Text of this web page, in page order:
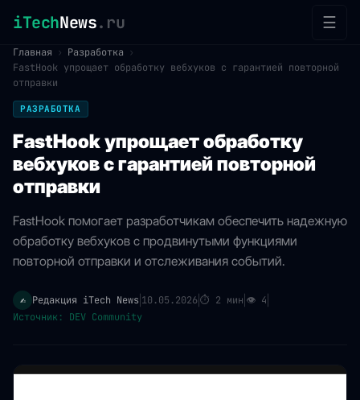
iTechNews.ru ☰
Главная › Разработка
›
FastHook упрощает обработку вебхуков с гарантией повторной
отправки
РАЗРАБОТКА
FastHook упрощает обработку
вебхуков с гарантией повторной
отправки
FastHook помогает разработчикам обеспечить надежную
обработку вебхуков с продвинутыми функциями
повторной отправки и отслеживания событий.
✍️ Редакция iTech News 10.05.2026⏱ 2 мин 👁 4
Источник: DEV Community